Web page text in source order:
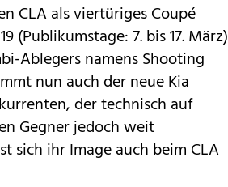
CLA als viertüriges Coupé
(Publikumstage: 7. bis 17. März)
Ablegers namens Shooting
nun auch der neue Kia
der technisch auf
Gegner jedoch weit
sich ihr Image auch beim CLA